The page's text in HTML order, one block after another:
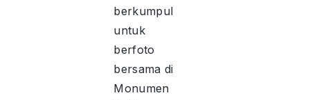
berkumpul
untuk
berfoto
bersama di
Monumen